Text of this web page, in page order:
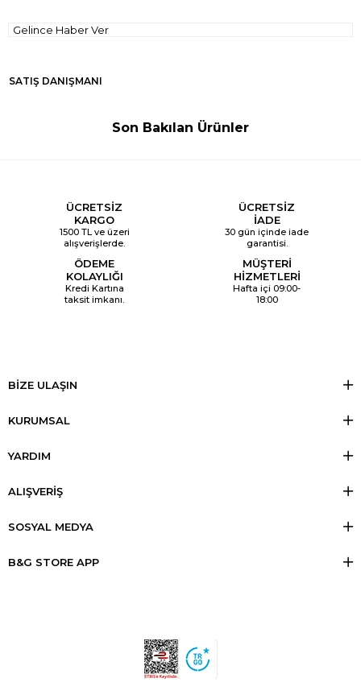
Gelince Haber Ver
SATIŞ DANIŞMANI
Son Bakılan Ürünler
ÜCRETSİZ
KARGO
1500 TL ve üzeri
alışverişlerde.
ÜCRETSİZ
İADE
30 gün içinde iade
garantisi.
ÖDEME
KOLAYLIĞI
Kredi Kartına
taksit imkanı.
MÜŞTERİ
HİZMETLERİ
Hafta içi 09:00-
18:00
BİZE ULAŞIN
KURUMSAL
YARDIM
ALIŞVERİŞ
SOSYAL MEDYA
B&G STORE APP